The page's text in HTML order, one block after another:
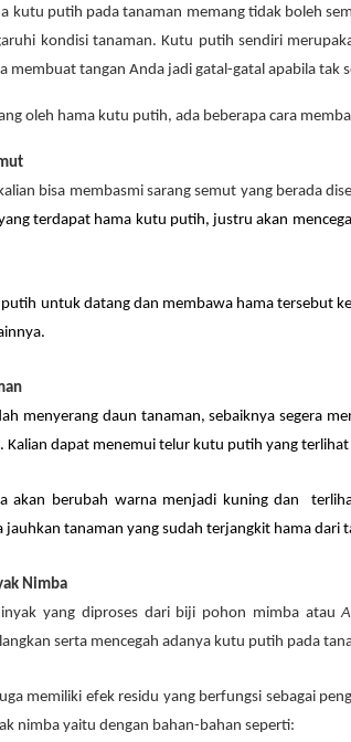
kutu putih pada tanaman memang tidak boleh
kondisi tanaman. Kutu putih sendiri
membuat tangan Anda jadi gatal-gatal apabila tak
oleh hama kutu putih, ada beberapa cara
bisa membasmi sarang semut yang berada
terdapat hama kutu putih, justru akan
untuk datang dan membawa hama tersebut
menyerang daun tanaman, sebaiknya segera
Kalian dapat menemui telur kutu putih yang
akan berubah warna menjadi kuning dan
jauhkan tanaman yang sudah terjangkit hama dari
Nimba
yang diproses dari biji pohon mimba atau
serta mencegah adanya kutu putih pada
memiliki efek residu yang berfungsi sebagai
nimba yaitu dengan bahan-bahan seperti: